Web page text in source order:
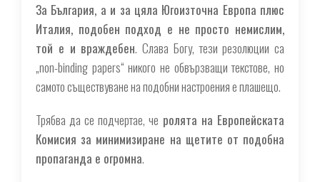
За България, а и за цяла Югоизточна Европа плюс
Италия, подобен подход е не просто немислим,
той е и враждебен. Слава Богу, тези резолюции са
„non-binding papers“ никого не обвързващи текстове, но
самото съществуване на подобни настроения е плашещо.
Трябва да се подчертае, че ролята на Европейската
Комисия за минимизиране на щетите от подобна
пропаганда е огромна.